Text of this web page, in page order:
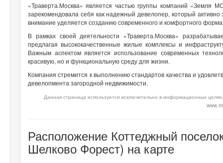
«Траверта.Москва» является частью группы компаний «Земля
зарекомендовала себя как надежный девелопер, который
внимание уделяется созданию современного и комфортного
В рамках своей деятельности «Траверта.Москва»
предлагая высококачественные жилые комплексы и
Важным аспектом является использование современных
красивую, но и функциональную среду для жизни.
Компания стремится к выполнению стандартов качества и
девелопмента загородной недвижимости.
Данная страница используется исключительно в информационных
Расположение Коттеджный
Шелково Форест) на карте